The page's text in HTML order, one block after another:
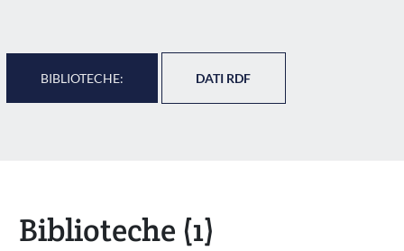
BIBLIOTECHE: DATI RDF
Biblioteche (1)